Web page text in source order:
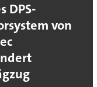
DPS-
von